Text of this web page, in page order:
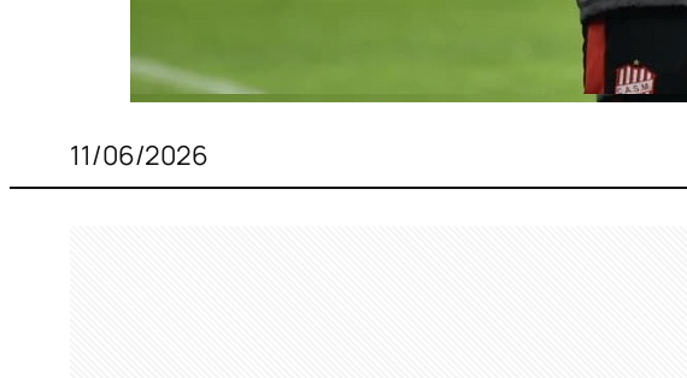
11/06/2026